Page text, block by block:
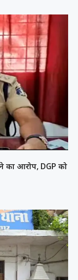
का आरोप, DGP को